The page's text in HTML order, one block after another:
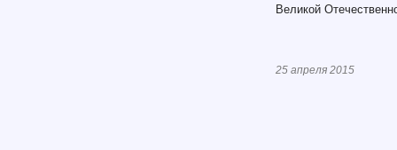
Великой
25 апреля 2015